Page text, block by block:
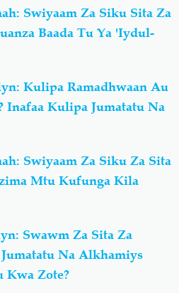
Swiyaam Za Siku Sita Za
Baada Tu Ya 'Iydul-
Kulipa Ramadhwaan Au
Inafaa Kulipa Jumatatu Na
Swiyaam Za Siku Za Sita
Mtu Kufunga Kila
Swawm Za Sita Za
Na Alkhamiys
Kwa Zote?